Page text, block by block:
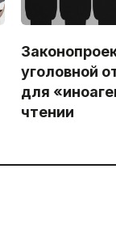
уголовной
для
чтении